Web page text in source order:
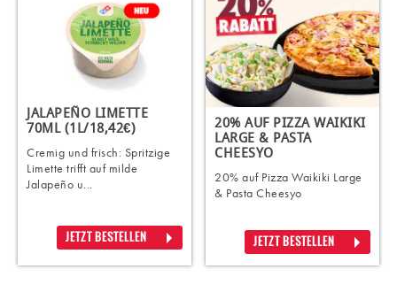
JALAPEÑO LIMETTE
70ML (1L/18,42€)
Cremig und frisch: Spritzige
Limette trifft auf milde
Jalapeño u...
JETZT BESTELLEN
20% AUF PIZZA WAIKIKI
LARGE & PASTA
CHEESYO
20% auf Pizza Waikiki Large
& Pasta Cheesyo
JETZT BESTELLEN